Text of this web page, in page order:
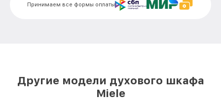
EDST/CLST Miele
от 500₽
Принимаем все формы оплаты
Другие модели духового шкафа
Miele